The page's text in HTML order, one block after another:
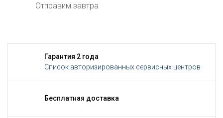
Отправим завтра
Гарантия 2 года
Список авторизированных сервисных центров
Бесплатная доставка